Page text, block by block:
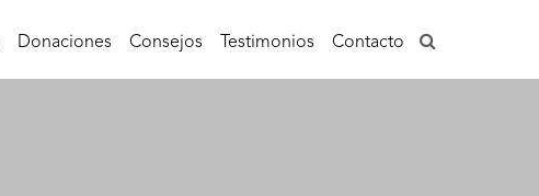
Donaciones Consejos Testimonios Contacto